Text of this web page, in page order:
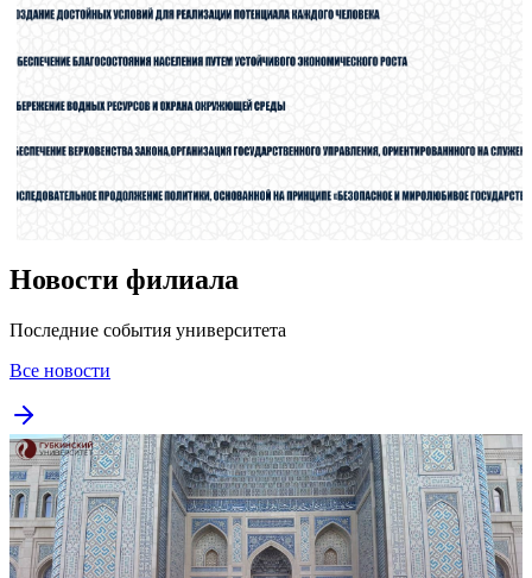
Новости филиала
Последние события университета
Все новости